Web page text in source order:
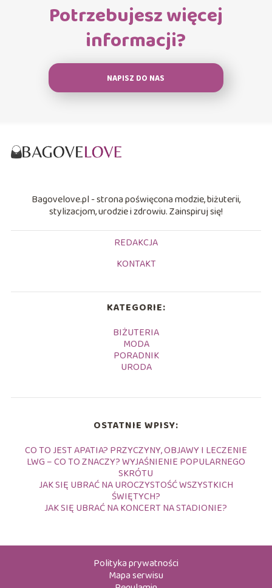
Potrzebujesz więcej
informacji?
NAPISZ DO NAS
Bagovelove.pl - strona poświęcona modzie, biżuterii,
stylizacjom, urodzie i zdrowiu. Zainspiruj się!
REDAKCJA
KONTAKT
KATEGORIE:
BIŻUTERIA
MODA
PORADNIK
URODA
OSTATNIE WPISY:
CO TO JEST APATIA? PRZYCZYNY, OBJAWY I LECZENIE
LWG – CO TO ZNACZY? WYJAŚNIENIE POPULARNEGO
SKRÓTU
JAK SIĘ UBRAĆ NA UROCZYSTOŚĆ WSZYSTKICH
ŚWIĘTYCH?
JAK SIĘ UBRAĆ NA KONCERT NA STADIONIE?
Polityka prywatności
Mapa serwisu